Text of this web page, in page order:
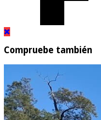
Compruebe también